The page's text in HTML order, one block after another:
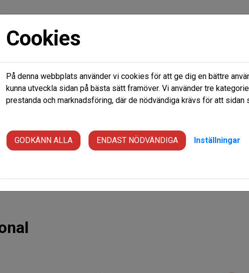
Ledigt just nu Frågor & Svar
Cookies
På denna webbplats använder vi cookies för att ge dig en bättre
kunna utveckla sidan på bästa sätt framöver. Vi använder tre
prestanda och marknadsföring, där de nödvändiga krävs för att sidan
GODKÄNN ALLA ENDAST NÖDVÄNDIGA Inställningar